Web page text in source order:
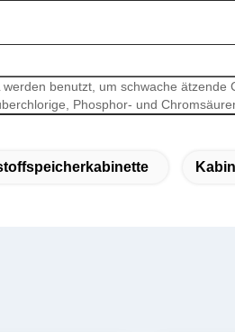
werden benutzt, um schwache
Phosphor- und